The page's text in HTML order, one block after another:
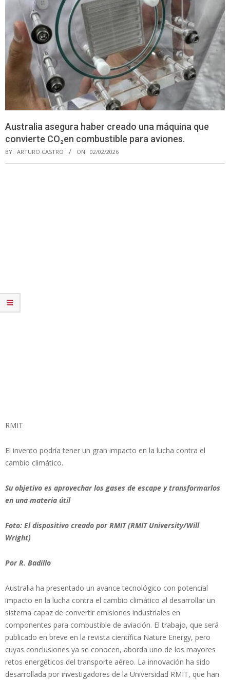
Australia asegura haber creado una máquina que
convierte CO₂en combustible para aviones.
BY: ARTURO CASTRO ON: 02/02/2026
RMIT
El invento podría tener un gran impacto en la lucha contra el
cambio climático.
Su objetivo es aprovechar los gases de escape y transformarlos
en una materia útil
Foto: El dispositivo creado por RMIT (RMIT University/Will
Wright)
Por R. Badillo
Australia ha presentado un avance tecnológico con potencial
impacto en la lucha contra el cambio climático al desarrollar un
sistema capaz de convertir emisiones industriales en
componentes para combustible de aviación. El trabajo, que será
publicado en breve en la revista científica Nature Energy, pero
cuyas conclusiones ya se conocen, aborda uno de los mayores
retos energéticos del transporte aéreo. La innovación ha sido
desarrollada por investigadores de la Universidad RMIT, que han